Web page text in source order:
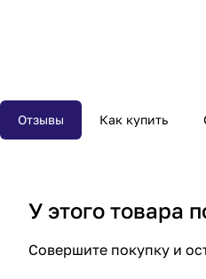
Отзывы Как купить
У этого товара
Совершите покупку и